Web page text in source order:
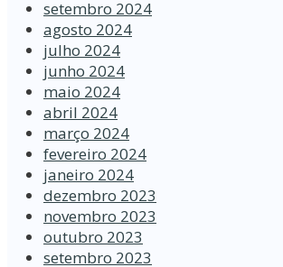
setembro 2024
agosto 2024
julho 2024
junho 2024
maio 2024
abril 2024
março 2024
fevereiro 2024
janeiro 2024
dezembro 2023
novembro 2023
outubro 2023
setembro 2023